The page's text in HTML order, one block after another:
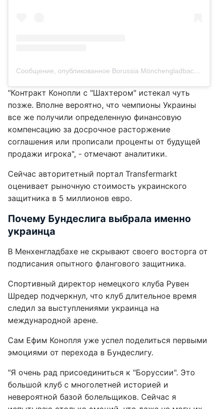
Сообщение, опубликованное Borussia Mönchengladbach Bundesliga (@borussia)
"Контракт Конопли с "Шахтером" истекал чуть
позже. Вполне вероятно, что чемпионы Украины
все же получили определенную финансовую
компенсацию за досрочное расторжение
соглашения или прописали проценты от будущей
продажи игрока", - отмечают аналитики.
Сейчас авторитетный портал Transfermarkt
оценивает рыночную стоимость украинского
защитника в 5 миллионов евро.
Почему Бундеслига выбрала именно
украинца
В Менхенгладбахе не скрывают своего восторга от
подписания опытного флангового защитника.
Спортивный директор немецкого клуба Рувен
Шредер подчеркнул, что клуб длительное время
следил за выступлениями украинца на
международной арене.
Сам Ефим Конопля уже успел поделиться первыми
эмоциями от перехода в Бундеслигу.
"Я очень рад присоединиться к "Боруссии". Это
большой клуб с многолетней историей и
невероятной базой болельщиков. Сейчас я